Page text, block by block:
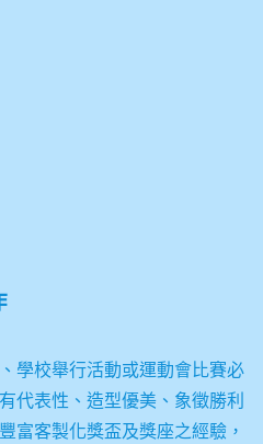
學校舉行活動或運動會比賽必
代表性、造型優美、象徵勝利
富客製化獎盃及獎座之經驗，